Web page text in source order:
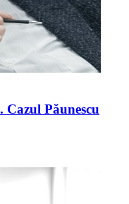
Cazul Păunescu